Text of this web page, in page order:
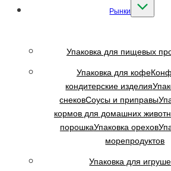
Рынки
Упаковка для пищевых
Упаковка для кофе
кондитерские изделия
снековСоусы и приправы
кормов для домашних
порошкаУпаковка орехов
морепродуктов
Упаковка для